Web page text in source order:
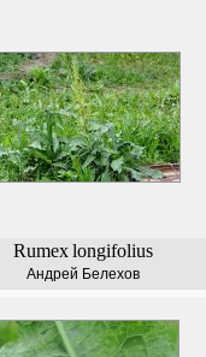
Rumexlongifolius
Андрей Белехов